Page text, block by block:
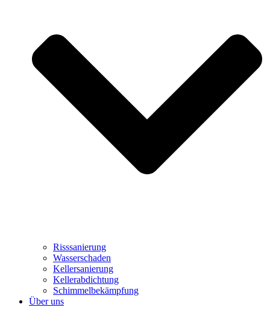
Risssanierung
Wasserschaden
Kellersanierung
Kellerabdichtung
Schimmelbekämpfung
Über uns